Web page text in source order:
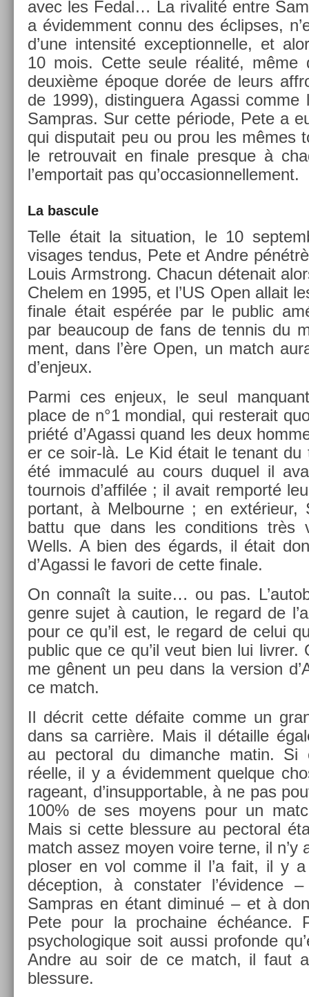
avec les Fedal… La rivalité entre
a évidem­ment connu des éclip­ses,
d’une in­ten­sité ex­cep­tion­nelle, et
10 mois. Cette seule réalité, même
deuxième époque dorée de leurs
de 1999), dis­tin­guera Agas­si comme
Sampras. Sur cette période, Pete a
qui dis­putait peu ou prou les mêmes
le retro­uvait en fin­ale pre­sque à
l’em­portait pas qu’oc­casion­nelle­ment.
La bas­cule
Telle était la situa­tion, le 10
visages ten­dus, Pete et Andre
Louis Armstrong. Chacun détenait
Chelem en 1995, et l’US Open al­lait
fin­ale était espérée par le pub­lic
par be­aucoup de fans de ten­nis du
ment, dans l’ère Open, un match
d’en­jeux.
Parmi ces en­jeux, le seul
place de n°1 mon­di­al, qui re­sterait
priété d’Agas­si quand les deux
er ce soir-là. Le Kid était le tenant du
été im­maculé au cours duquel il
tour­nois d’affilée ; il avait re­mporté
por­tant, à Mel­bour­ne ; en extérieur,
battu que dans les con­di­tions très
Wells. A bien des égards, il était
d’Agas­si le favori de cette fin­ale.
On connaît la suite… ou pas.
genre sujet à cau­tion, le re­gard de
pour ce qu’il est, le re­gard de celui
pub­lic que ce qu’il veut bien lui li­vr­er.
me gênent un peu dans la vers­ion
ce match.
Il décrit cette défaite comme un
dans sa carrière. Mais il détail­le
au pec­tor­al du di­manche matin. Si
réelle, il y a évidem­ment quel­que
rageant, d’in­support­able, à ne pas
100% de ses moyens pour un
Mais si cette bles­sure au pec­tor­al
match assez moyen voire terne, il
plos­er en vol comme il l’a fait, il y
décep­tion, à con­stat­er l’évid­ence
Sampras en étant di­minué – et à
Pete pour la pro­chaine échéance.
psyc­hologique soit aussi pro­fon­de
Andre au soir de ce match, il faut
bles­sure.